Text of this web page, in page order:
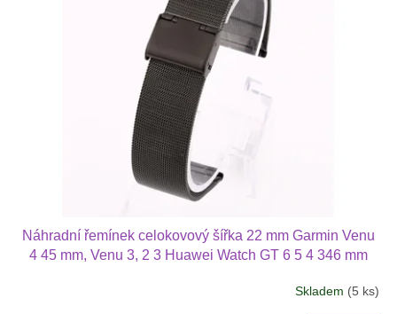
Náhradní řemínek celokovový šířka 22 mm Garmin Venu
4 45 mm, Venu 3, 2 3 Huawei Watch GT 6 5 4 346 mm
Skladem (5 ks)